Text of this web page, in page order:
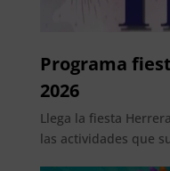
Programa
2026
Llega la fiesta
las actividades que